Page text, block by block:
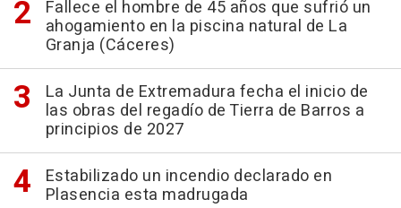
Fallece el hombre de 45 años que sufrió un
ahogamiento en la piscina natural de La
Granja (Cáceres)
La Junta de Extremadura fecha el inicio de
las obras del regadío de Tierra de Barros a
principios de 2027
Estabilizado un incendio declarado en
Plasencia esta madrugada